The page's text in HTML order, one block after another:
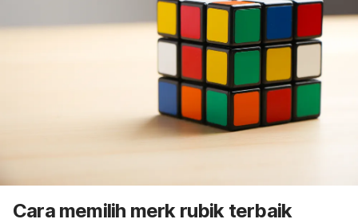
Cara memilih merk rubik terbaik